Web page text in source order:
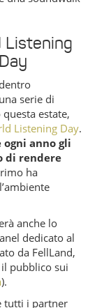
Listening
serie di
estate,
Listening Day.
ogni anno gli
di rendere
ha
anche lo
dedicato al
da FellLand,
pubblico sui
).
tutti i partner